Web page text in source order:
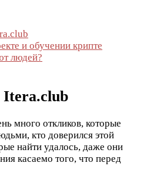
и обучении крипте
людей?
Itera.club
много откликов, которые
кто доверился этой
найти удалось, даже они
касаемо того, что перед